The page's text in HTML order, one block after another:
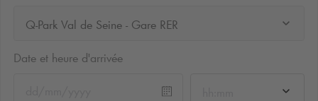
Q-Park Val de Seine - Gare RER
Date et heure d'arrivée